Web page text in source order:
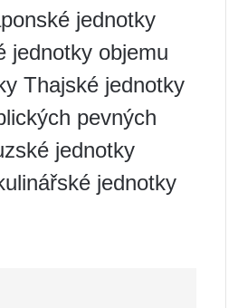
jednotky
jednotky objemu
Thajské jednotky
pevných
jednotky
jednotky